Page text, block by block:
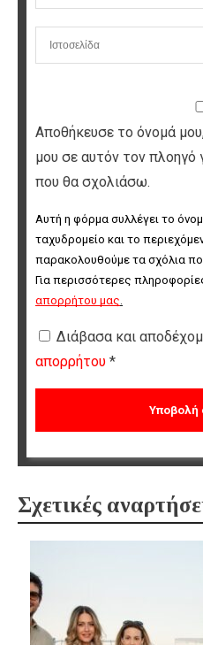
Αποθήκευσε το όνομά
μου σε αυτόν τον πλοηγό
που θα σχολιάσω.
Αυτή η φόρμα συλλέγει το
ταχυδρομείο και το
παρακολουθούμε τα σχόλια
Για περισσότερες
απορρήτου μας.
Διάβασα και
απορρήτου *
Σχετικές